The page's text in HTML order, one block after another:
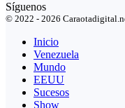
Síguenos
© 2022 - 2026
Inicio
Venezuela
Mundo
EEUU
Sucesos
Show